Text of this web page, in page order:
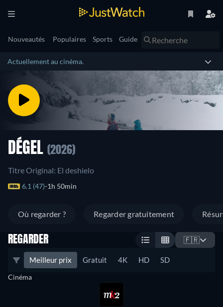
Nouveautés Populaires Sports Guide
Actuellement au cinéma.
DÉGEL (2026)
Titre Original: El deshielo
6.1 (47) 1h 50min
Où regarder ? Regarder gratuitement
REGARDER 🇫🇷
Meilleur prix Gratuit 4K HD SD
Cinéma